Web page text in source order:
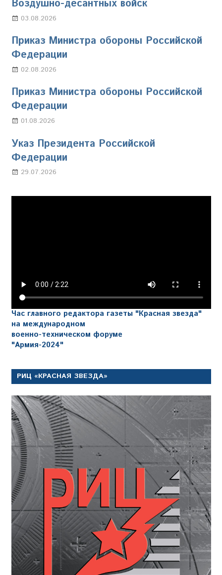
Воздушно-десантных войск
03.08.2026
Приказ Министра обороны Российской
Федерации
02.08.2026
Приказ Министра обороны Российской
Федерации
01.08.2026
Указ Президента Российской
Федерации
29.07.2026
Час главного редактора газеты "Красная звезда"
на международном
военно-техническом форуме
"Армия-2024"
РИЦ «КРАСНАЯ ЗВЕЗДА»